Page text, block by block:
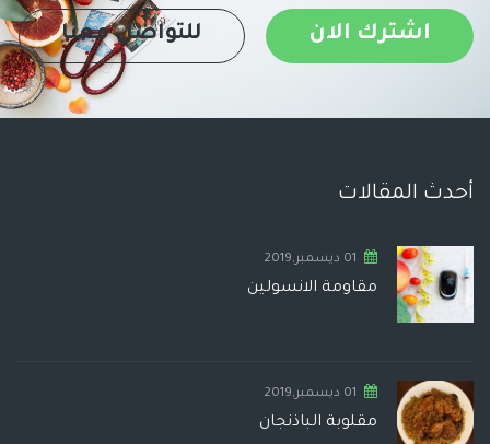
اشترك الان للتواصل معنا
أحدث المقالات
01 ديسمبر,2019
مقاومة الانسولين
01 ديسمبر,2019
مقلوبة الباذنجان